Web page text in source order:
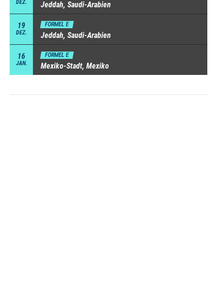
DEZ. Jeddah, Saudi-Arabien
19
DEZ.
FORMEL E
Jeddah, Saudi-Arabien
16
JAN.
FORMEL E
Mexiko-Stadt, Mexiko